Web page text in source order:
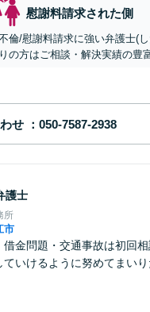
慰謝料請求された側
不倫/慰謝料請求に強い弁護士(
の方はご相談・解決実績の豊
せ
護士
所
市
借金問題・交通事故は初回
ていけるように努めてまい